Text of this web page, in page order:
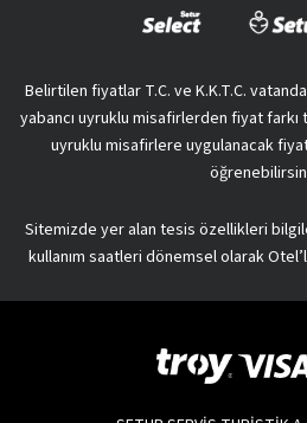
Belirtilen fiyatlar T.C. ve K.K.T.C.
yabancı uyruklu misafirlerden fiyat farkı
uyruklu misafirlere uygulanacak
Sitemizde yer alan tesis özellikleri
kullanım saatleri dönemsel olarak